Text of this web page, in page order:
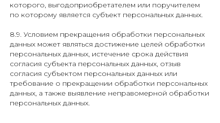
которого, выгодоприобретателем или поручителем
по которому является субъект персональных данных.
8.9. Условием прекращения обработки персональных
данных может являться достижение целей обработки
персональных данных, истечение срока действия
согласия субъекта персональных данных, отзыв
согласия субъектом персональных данных или
требование о прекращении обработки персональных
данных, а также выявление неправомерной обработки
персональных данных.